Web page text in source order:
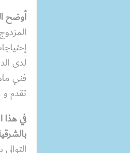
أوضح
لدى
فني
تقدم و
في هذا